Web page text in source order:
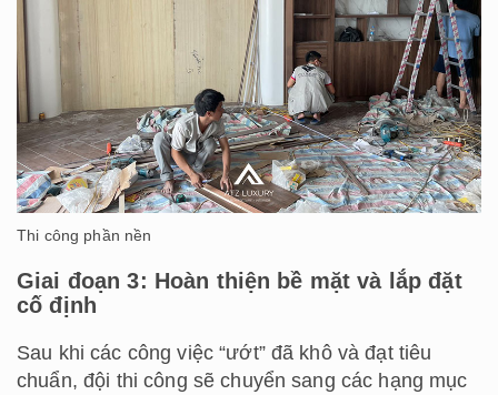
Thi công phần nền
Giai đoạn 3: Hoàn thiện bề mặt và lắp đặt
cố định
Sau khi các công việc “ướt” đã khô và đạt tiêu
chuẩn, đội thi công sẽ chuyển sang các hạng mục